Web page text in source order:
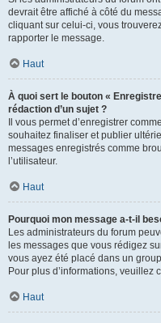
devrait être affiché à côté du
cliquant sur celui-ci, vous
rapporter le message.
Haut
À quoi sert le bouton «
rédaction d’un sujet ?
Il vous permet d’enregistrer
souhaitez finaliser et publier
messages enregistrés comme
l’utilisateur.
Haut
Pourquoi mon message a-t-il
Les administrateurs du forum
les messages que vous rédigez
vous ayez été placé dans un
Pour plus d’informations, veuillez
Haut